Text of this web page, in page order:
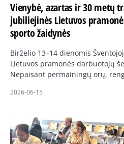
Vienybė, azartas ir 30 metų
jubiliejinės Lietuvos
sporto žaidynės
Birželio 13–14 dienomis
Lietuvos pramonės darbuotojų
Nepaisant permainingų orų,
2026-06-15